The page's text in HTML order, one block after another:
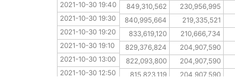
2021-10-30 19:30
849,310,562 230,956,995
2021-10-30 19:20
840,995,664 219,335,521
2021-10-30 19:10
833,619,120 210,666,734
2021-10-30 13:00
829,376,824 204,907,590
2021-10-30 12:50
822,093,800 204,907,590
2021-10-30 12:40
815,823,119 204,907,590
2021-10-30 19:40
2021-10-30 19:30
2021-10-30 19:20
2021-10-30 19:10
2021-10-30 13:00
2021-10-30 12:50